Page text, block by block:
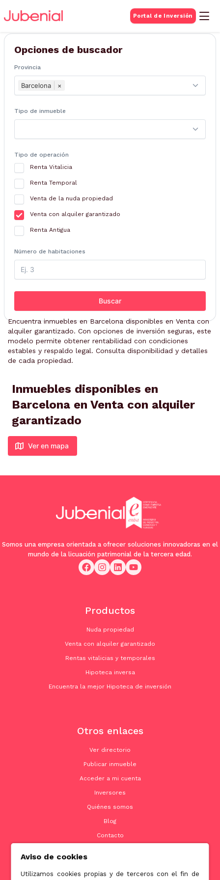
Portal de Inversión
BUSQUEDA DE
Inmuebles
Opciones de buscador
Provincia
Barcelona ×
Tipo de inmueble
Tipo de operación
Renta Vitalicia
Renta Temporal
Venta de la nuda propiedad
Venta con alquiler garantizado
Renta Antigua
Número de habitaciones
Buscar
Encuentra inmuebles en Barcelona disponibles en Venta con
alquiler garantizado. Con opciones de inversión seguras, este
modelo permite obtener rentabilidad con condiciones
estables y respaldo legal. Consulta disponibilidad y detalles
de cada propiedad.
Inmuebles disponibles en
Barcelona en Venta con alquiler
garantizado
Ver en mapa
Somos una empresa orientada a ofrecer soluciones innovadoras en el
mundo de la licuación patrimonial de la tercera edad.
Productos
Nuda propiedad
Venta con alquiler garantizado
Rentas vitalicias y temporales
Hipoteca inversa
Encuentra la mejor Hipoteca de inversión
Otros enlaces
Ver directorio
Publicar inmueble
Acceder a mi cuenta
Inversores
Quiénes somos
Blog
Contacto
Aviso de cookies
Utilizamos cookies propias y de terceros con el fin de